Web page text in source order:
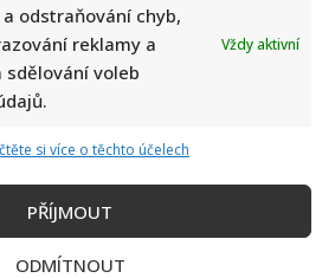
odstraňování chyb,
reklamy a
sdělování voleb
Vždy aktivní
si více o těchto účelech
PŘÍJMOUT
ODMÍTNOUT